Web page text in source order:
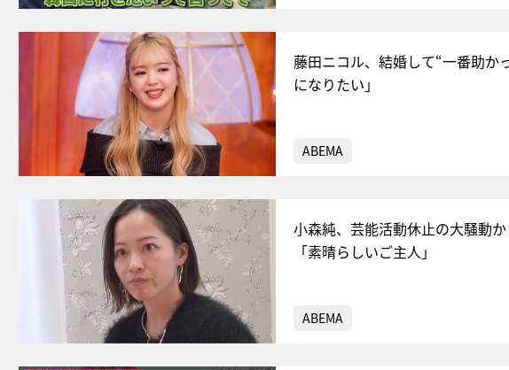
藤田ニコル、結婚して“一番助か
になりたい」
ABEMA
小森純、芸能活動休止の大騒動
「素晴らしいご主人」
ABEMA